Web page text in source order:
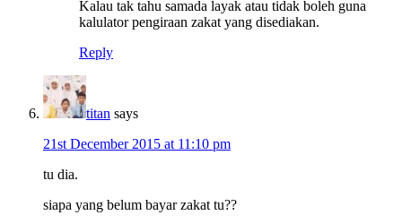
Kalau tak tahu samada layak atau tidak boleh guna
kalulator pengiraan zakat yang disediakan.
Reply
titan says
21st December 2015 at 11:10 pm
tu dia.
siapa yang belum bayar zakat tu??